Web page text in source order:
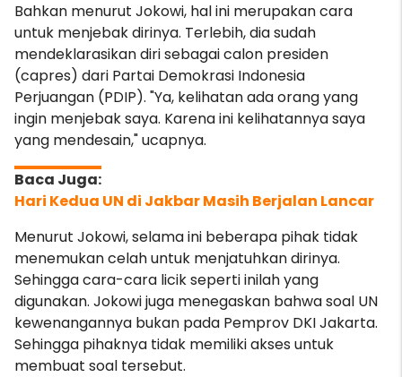
Bahkan menurut Jokowi, hal ini merupakan cara
untuk menjebak dirinya. Terlebih, dia sudah
mendeklarasikan diri sebagai calon presiden
(capres) dari Partai Demokrasi Indonesia
Perjuangan (PDIP). "Ya, kelihatan ada orang yang
ingin menjebak saya. Karena ini kelihatannya saya
yang mendesain," ucapnya.
Hari Kedua UN di Jakbar Masih Berjalan Lancar
Menurut Jokowi, selama ini beberapa pihak tidak
menemukan celah untuk menjatuhkan dirinya.
Sehingga cara-cara licik seperti inilah yang
digunakan. Jokowi juga menegaskan bahwa soal UN
kewenangannya bukan pada Pemprov DKI Jakarta.
Sehingga pihaknya tidak memiliki akses untuk
membuat soal tersebut.